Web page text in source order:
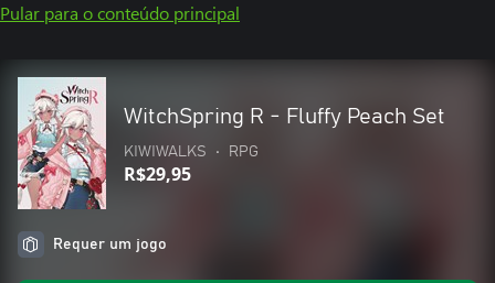
Pular para o conteúdo principal
WitchSpring R - Fluffy Peach Set
KIWIWALKS • RPG
R$29,95
Requer um jogo